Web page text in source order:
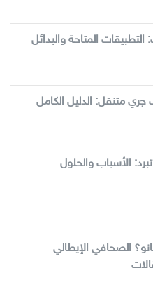
المتاحة والبدائل
متنقل: الدليل الكامل
الأسباب والحلول
الصحافي الإيطالي